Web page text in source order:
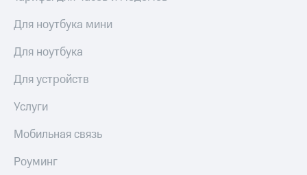
Для ноутбука мини
Для ноутбука
Для устройств
Услуги
Мобильная связь
Роуминг